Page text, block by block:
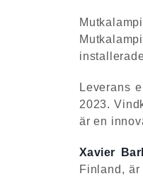
Leverans
2023.
är en
Xavier
Finland,